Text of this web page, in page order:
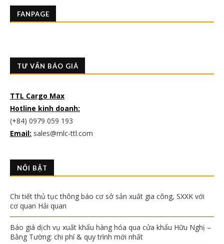
FANPAGE
TƯ VẤN BÁO GIÁ
TTL Cargo Max
Hotline kinh doanh:
(+84) 0979 059 193
Email: sales@mlc-ttl.com
NỔI BẬT
Chi tiết thủ tục thông báo cơ sở sản xuất gia công, SXXK với
cơ quan Hải quan
Báo giá dịch vụ xuất khẩu hàng hóa qua cửa khẩu Hữu Nghị –
Bằng Tường: chi phí & quy trình mới nhất